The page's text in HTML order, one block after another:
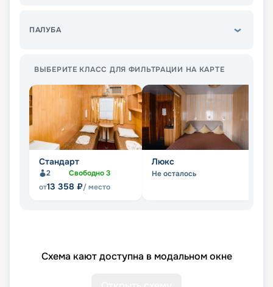
ПАЛУБА
ВЫБЕРИТЕ КЛАСС ДЛЯ ФИЛЬТРАЦИИ НА КАРТЕ
Стандарт
2 Свободно3
от13 358 ₽/ место
Люкс
Не осталось
Схема кают доступна в модальном окне